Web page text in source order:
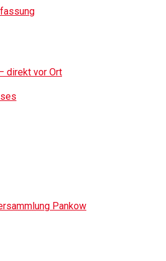
direkt vor Ort
Pankow